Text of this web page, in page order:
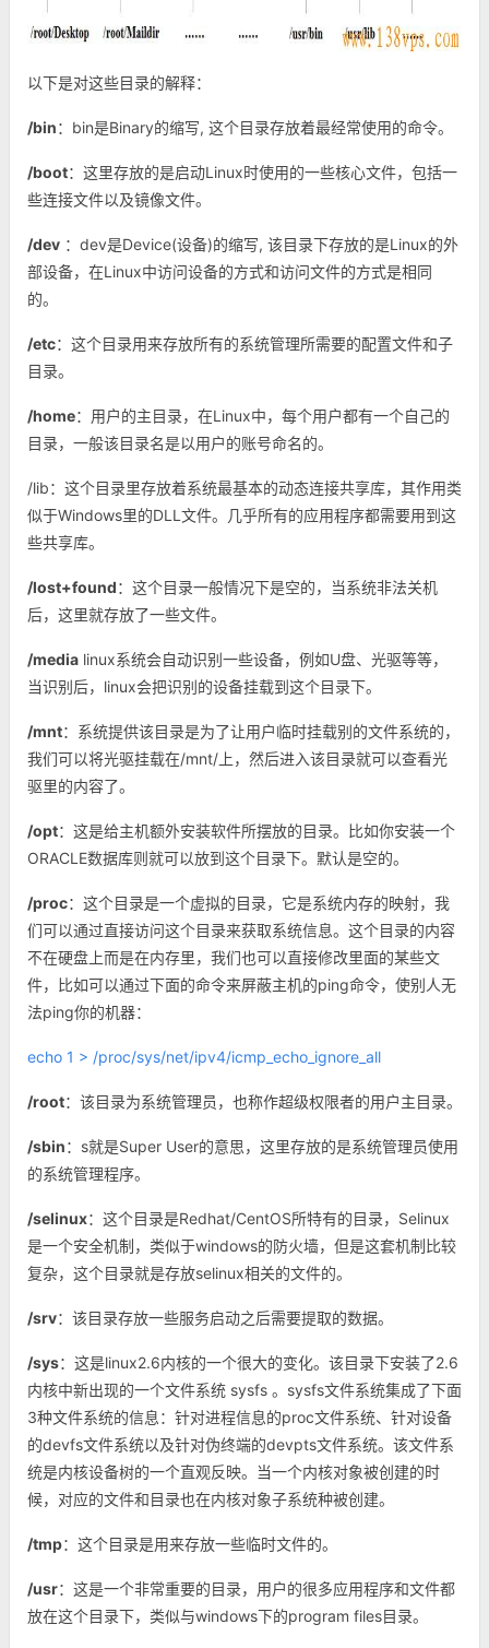
以下是对这些目录的解释：
/bin：bin是Binary的缩写, 这个目录存放着最经常使用的命令。
/boot：这里存放的是启动Linux时使用的一些核心文件，包括一
些连接文件以及镜像文件。
/dev ：dev是Device(设备)的缩写, 该目录下存放的是Linux的外
部设备，在Linux中访问设备的方式和访问文件的方式是相同
的。
/etc：这个目录用来存放所有的系统管理所需要的配置文件和子
目录。
/home：用户的主目录，在Linux中，每个用户都有一个自己的
目录，一般该目录名是以用户的账号命名的。
/lib：这个目录里存放着系统最基本的动态连接共享库，其作用类
似于Windows里的DLL文件。几乎所有的应用程序都需要用到这
些共享库。
/lost+found：这个目录一般情况下是空的，当系统非法关机
后，这里就存放了一些文件。
/media linux系统会自动识别一些设备，例如U盘、光驱等等，
当识别后，linux会把识别的设备挂载到这个目录下。
/mnt：系统提供该目录是为了让用户临时挂载别的文件系统的，
我们可以将光驱挂载在/mnt/上，然后进入该目录就可以查看光
驱里的内容了。
/opt：这是给主机额外安装软件所摆放的目录。比如你安装一个
ORACLE数据库则就可以放到这个目录下。默认是空的。
/proc：这个目录是一个虚拟的目录，它是系统内存的映射，我
们可以通过直接访问这个目录来获取系统信息。 这个目录的内容
不在硬盘上而是在内存里，我们也可以直接修改里面的某些文
件，比如可以通过下面的命令来屏蔽主机的ping命令，使别人无
法ping你的机器：
echo 1 > /proc/sys/net/ipv4/icmp_echo_ignore_all
/root：该目录为系统管理员，也称作超级权限者的用户主目录。
/sbin：s就是Super User的意思，这里存放的是系统管理员使用
的系统管理程序。
/selinux：这个目录是Redhat/CentOS所特有的目录，Selinux
是一个安全机制，类似于windows的防火墙，但是这套机制比较
复杂，这个目录就是存放selinux相关的文件的。
/srv：该目录存放一些服务启动之后需要提取的数据。
/sys：这是linux2.6内核的一个很大的变化。该目录下安装了2.6
内核中新出现的一个文件系统 sysfs 。 sysfs文件系统集成了下面
3种文件系统的信息：针对进程信息的proc文件系统、针对设备
的devfs文件系统以及针对伪终端的devpts文件系统。 该文件系
统是内核设备树的一个直观反映。
当一个内核对象被创建的时
候，对应的文件和目录也在内核对象子系统种被创建。
/tmp：这个目录是用来存放一些临时文件的。
/usr：这是一个非常重要的目录，用户的很多应用程序和文件都
放在这个目录下，类似与windows下的program files目录。